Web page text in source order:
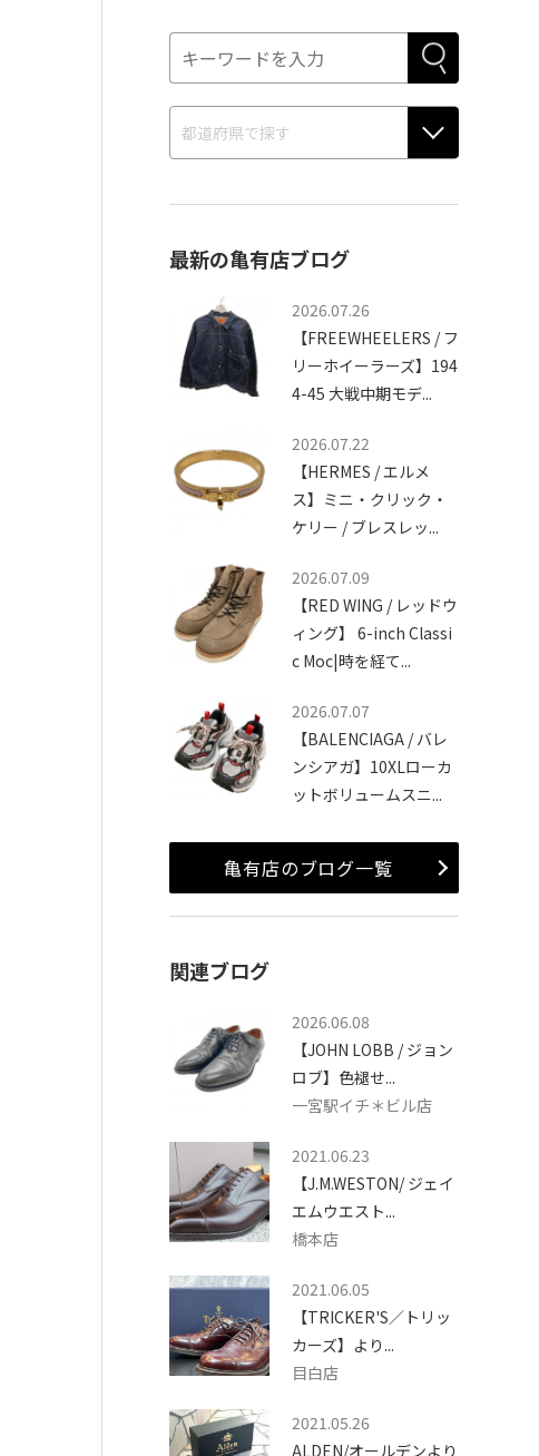
最新の亀有店ブログ
2026.07.26
【FREEWHEELERS / フ
リーホイーラーズ】194
4-45 大戦中期モデ...
2026.07.22
【HERMES / エルメ
ス】ミニ・クリック・
ケリー / ブレスレッ...
2026.07.09
【RED WING / レッドウ
ィング】 6-inch Classi
c Moc|時を経て...
2026.07.07
【BALENCIAGA / バレ
ンシアガ】10XLローカ
ットボリュームスニ...
亀有店のブログ一覧
関連ブログ
2026.06.08
【JOHN LOBB / ジョン
ロブ】色褪せ...
一宮駅イチ＊ビル店
2021.06.23
【J.M.WESTON/ ジェイ
エムウエスト...
橋本店
2021.06.05
【TRICKER'S／トリッ
カーズ】より...
目白店
2021.05.26
ALDEN/オールデンより